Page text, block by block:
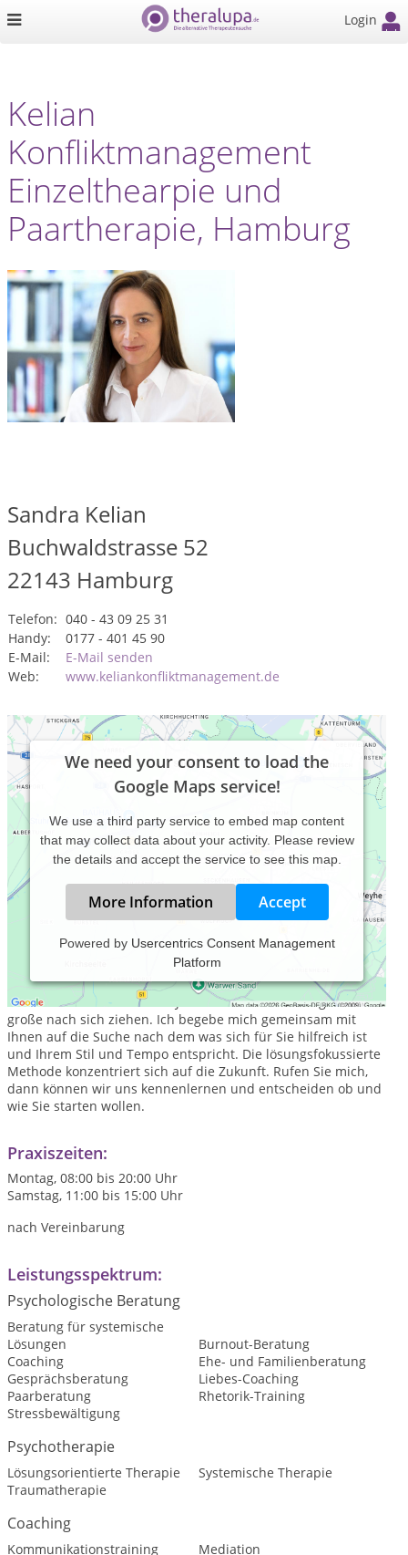
Login
Kelian
Konfliktmanagement
Einzelthearpie und
Paartherapie, Hamburg
Sandra Kelian
Buchwaldstrasse 52
22143 Hamburg
Telefon: 040 - 43 09 25 31
Handy:
0177 - 401 45 90
E-Mail:
E-Mail senden
Web:
www.keliankonfliktmanagement.de
We need your consent to load the
Google Maps service!
We use a third party service to embed map content
that may collect data about your activity. Please review
the details and accept the service to see this map.
More Information Accept
Powered by Usercentrics Consent Management
Platform
Kurz, einfach und erfolgreich.Die gewünschten
Veränderungen können, je nach Thema, in nur wenigen
Terminen erreicht werden. Jede kleine Veränderung kann
große nach sich ziehen. Ich begebe mich gemeinsam mit
Ihnen auf die Suche nach dem was sich für Sie hilfreich ist
und Ihrem Stil und Tempo entspricht. Die lösungsfokussierte
Methode konzentriert sich auf die Zukunft. Rufen Sie mich,
dann können wir uns kennenlernen und entscheiden ob und
wie Sie starten wollen.
Praxiszeiten:
Montag, 08:00 bis 20:00 Uhr
Samstag, 11:00 bis 15:00 Uhr
nach Vereinbarung
Leistungsspektrum:
Psychologische Beratung
Beratung für systemische
Lösungen
Burnout-Beratung
Coaching
Ehe- und Familienberatung
Gesprächsberatung
Liebes-Coaching
Paarberatung
Rhetorik-Training
Stressbewältigung
Psychotherapie
Lösungsorientierte Therapie
Systemische Therapie
Traumatherapie
Coaching
Kommunikationstraining
Mediation